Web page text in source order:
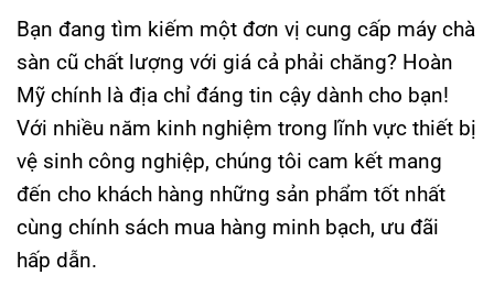
Bạn đang tìm kiếm một đơn vị cung cấp máy chà
sàn cũ chất lượng với giá cả phải chăng? Hoàn
Mỹ chính là địa chỉ đáng tin cậy dành cho bạn!
Với nhiều năm kinh nghiệm trong lĩnh vực thiết bị
vệ sinh công nghiệp, chúng tôi cam kết mang
đến cho khách hàng những sản phẩm tốt nhất
cùng chính sách mua hàng minh bạch, ưu đãi
hấp dẫn.